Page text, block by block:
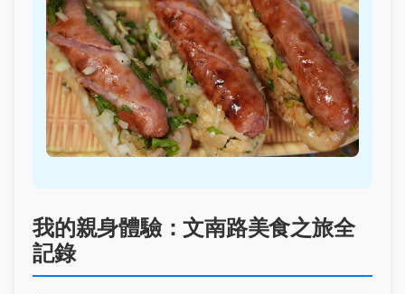
我的親身體驗：文南路美食之旅全
記錄